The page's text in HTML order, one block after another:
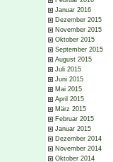
Januar 2016
Dezember 2015
November 2015
Oktober 2015
September 2015
August 2015
Juli 2015
Juni 2015
Mai 2015
April 2015
März 2015
Februar 2015
Januar 2015
Dezember 2014
November 2014
Oktober 2014